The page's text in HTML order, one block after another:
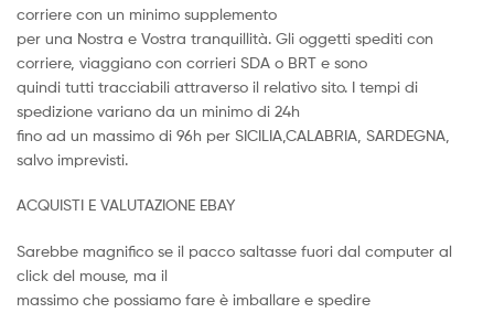
corriere con un minimo supplemento
per una Nostra e Vostra tranquillità. Gli oggetti spediti con
corriere, viaggiano con corrieri SDA o BRT e sono
quindi tutti tracciabili attraverso il relativo sito. I tempi di
spedizione variano da un minimo di 24h
fino ad un massimo di 96h per SICILIA,CALABRIA, SARDEGNA,
salvo imprevisti.
ACQUISTI E VALUTAZIONE EBAY
Sarebbe magnifico se il pacco saltasse fuori dal computer al
click del mouse, ma il
massimo che possiamo fare è imballare e spedire